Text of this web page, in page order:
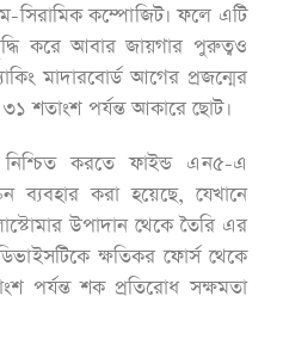
সিরামিক কম্পোজিট। ফলে এটি
করে আবার জায়গার পুরুত্বও
মাদারবোর্ড আগের প্রজন্মের
শতাংশ পর্যন্ত আকারে ছোট।
নিশ্চিত করতে ফাইন্ড এন৫-এ
ব্যবহার করা হয়েছে, যেখানে
উপাদান থেকে তৈরি এর
ক্ষতিকর ফোর্স থেকে
পর্যন্ত শক প্রতিরোধ সক্ষমতা